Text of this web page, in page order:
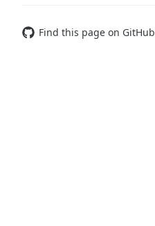
Find this page on GitHub